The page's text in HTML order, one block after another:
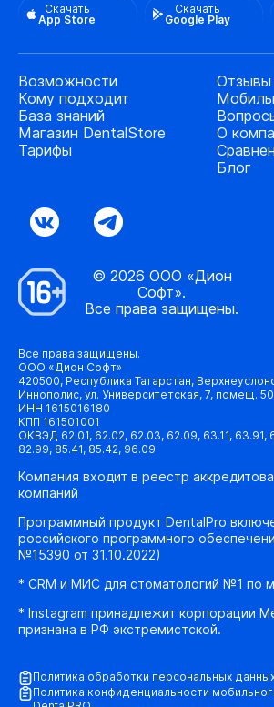
Скачать
App Store
Скачать
Google Play
Возможности
Кому подходит
База знаний
Магазин DentalStore
Тарифы
Отзывы
О
Блог
© 2026 ООО «Дион
Софт».
Все права защищены.
Все права защищены.
ООО «Дион Софт»
420500, Республика Татарстан,
Иннополис, ул. Университетская, 7, помещ.
ИНН 1615016180
КПП 161501001
ОКВЭД 62.01, 62.02, 62.03, 62.09, 63.11, 63.91,
82.99, 85.41, 85.42, 96.09
Компания входит в реестр
компаний
Программный продукт DentalPro
российского программного
№15390 от 31.10.2022)
* CRM и МИС для стоматологий №1 по
* Instagram принадлежит корпорации
признана в РФ экстремистской.
Политика обработки персональных
Политика конфиденциальности